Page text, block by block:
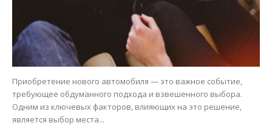
Приобретение нового автомобиля — это важное событие,
требующее обдуманного подхода и взвешенного выбора.
Одним из ключевых факторов, влияющих на это решение,
является выбор места...